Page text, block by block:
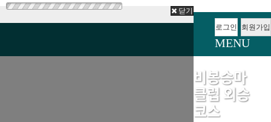
닫기
로그인
회원가입
MENU
비봉승마
클럽 외승
코스